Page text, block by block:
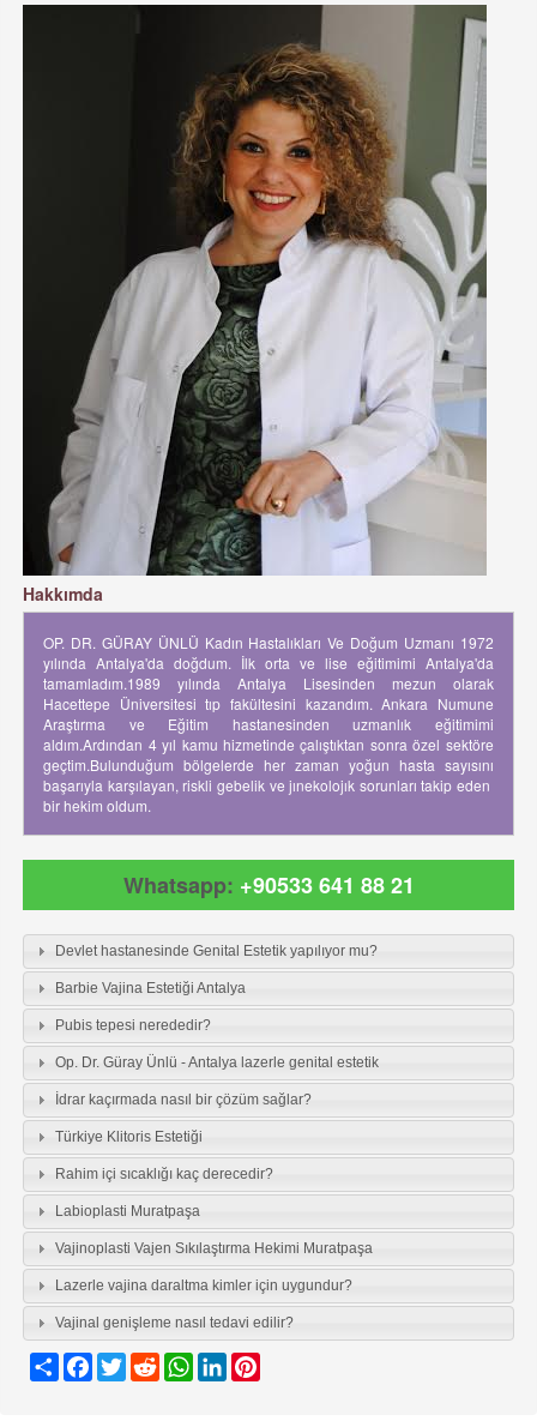
Hakkımda
OP. DR. GÜRAY ÜNLÜ Kadın Hastalıkları Ve Doğum Uzmanı 1972
yılında Antalya'da doğdum. İlk orta ve lise eğitimimi Antalya'da
tamamladım.1989 yılında Antalya Lisesinden mezun olarak
Hacettepe Üniversitesi tıp fakültesini kazandım. Ankara Numune
Araştırma ve Eğitim hastanesinden uzmanlık eğitimimi
aldım.Ardından 4 yıl kamu hizmetinde çalıştıktan sonra özel sektöre
geçtim.Bulunduğum bölgelerde her zaman yoğun hasta sayısını
başarıyla karşılayan, riskli gebelik ve jınekolojık sorunları takip eden
bir hekim oldum.
Whatsapp: +90533 641 88 21
Devlet hastanesinde Genital Estetik yapılıyor mu?
Barbie Vajina Estetiği Antalya
Pubis tepesi nerededir?
Op. Dr. Güray Ünlü - Antalya lazerle genital estetik
İdrar kaçırmada nasıl bir çözüm sağlar?
Türkiye Klitoris Estetiği
Rahim içi sıcaklığı kaç derecedir?
Labioplasti Muratpaşa
Vajinoplasti Vajen Sıkılaştırma Hekimi Muratpaşa
Lazerle vajina daraltma kimler için uygundur?
Vajinal genişleme nasıl tedavi edilir?
ShareFacebook
TwitterRedditWhatsApp
LinkedIn